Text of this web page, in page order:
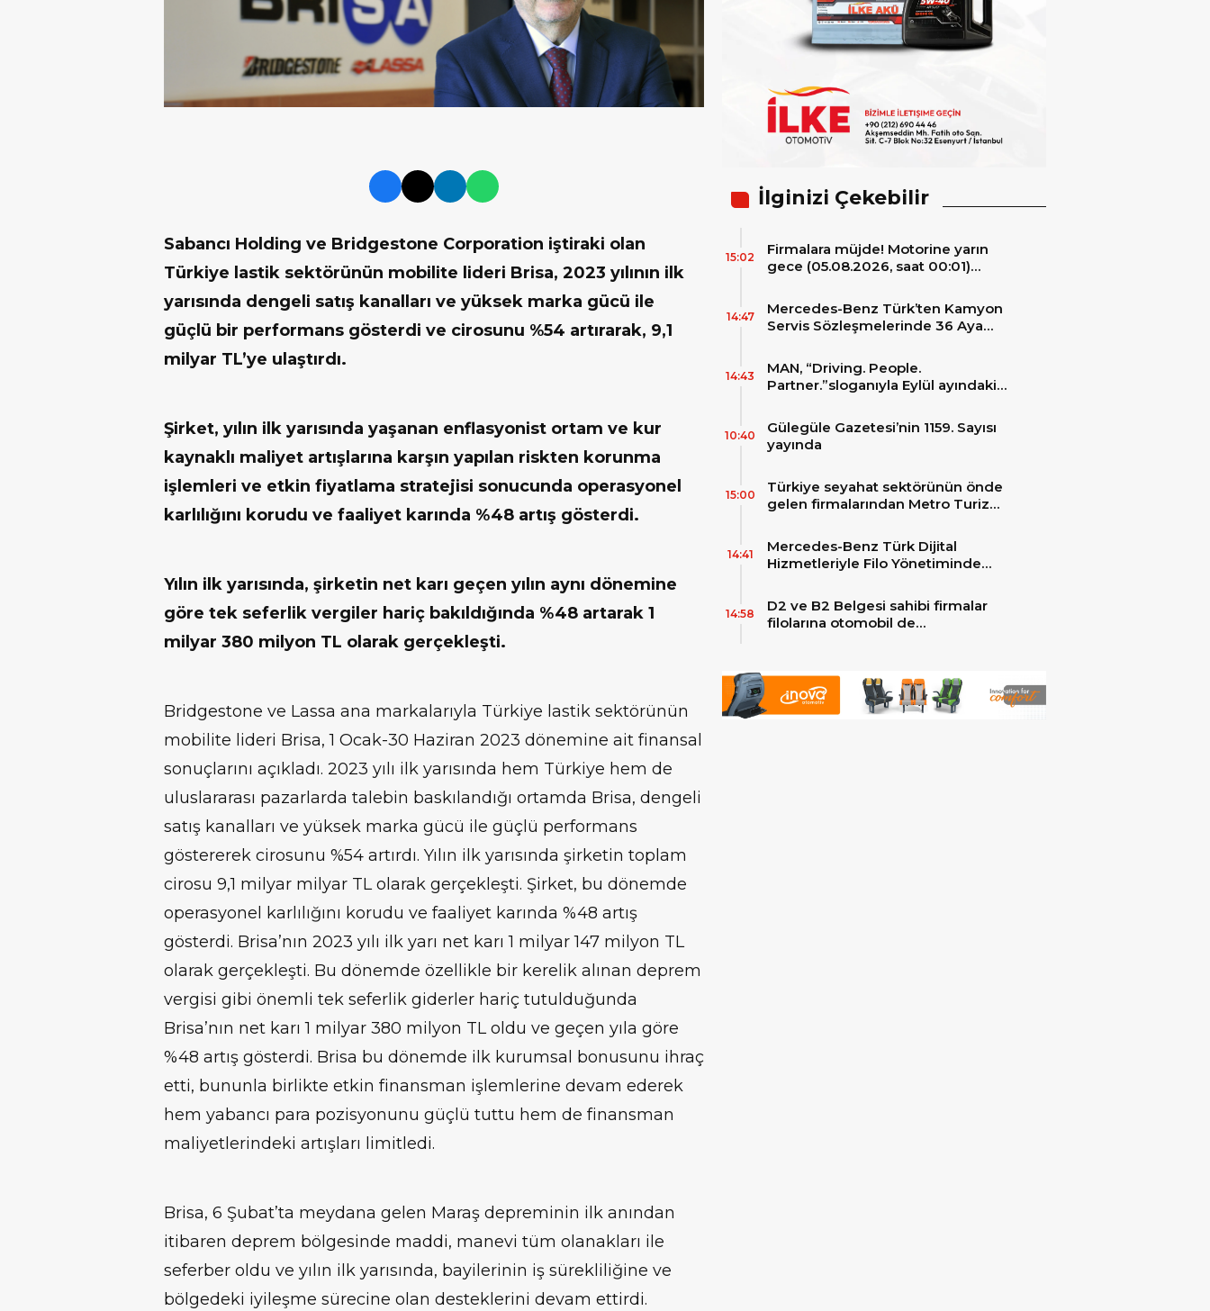
Sabancı Holding ve Bridgestone Corporation iştiraki olan
Türkiye lastik sektörünün mobilite lideri Brisa, 2023 yılının ilk
yarısında dengeli satış kanalları ve yüksek marka gücü ile
güçlü bir performans gösterdi ve cirosunu %54 artırarak, 9,1
milyar TL’ye ulaştırdı.
Şirket, yılın ilk yarısında yaşanan enflasyonist ortam ve kur
kaynaklı maliyet artışlarına karşın yapılan riskten korunma
işlemleri ve etkin fiyatlama stratejisi sonucunda operasyonel
karlılığını korudu ve faaliyet karında %48 artış gösterdi.
Yılın ilk yarısında, şirketin net karı geçen yılın aynı dönemine
göre tek seferlik vergiler hariç bakıldığında %48 artarak 1
milyar 380 milyon TL olarak gerçekleşti.
Bridgestone ve Lassa ana markalarıyla Türkiye lastik sektörünün
mobilite lideri Brisa, 1 Ocak-30 Haziran 2023 dönemine ait finansal
sonuçlarını açıkladı. 2023 yılı ilk yarısında hem Türkiye hem de
uluslararası pazarlarda talebin baskılandığı ortamda Brisa, dengeli
satış kanalları ve yüksek marka gücü ile güçlü performans
göstererek cirosunu %54 artırdı. Yılın ilk yarısında şirketin toplam
cirosu 9,1 milyar milyar TL olarak gerçekleşti. Şirket, bu dönemde
operasyonel karlılığını korudu ve faaliyet karında %48 artış
gösterdi. Brisa’nın 2023 yılı ilk yarı net karı 1 milyar 147 milyon TL
olarak gerçekleşti. Bu dönemde özellikle bir kerelik alınan deprem
vergisi gibi önemli tek seferlik giderler hariç tutulduğunda
Brisa’nın net karı 1 milyar 380 milyon TL oldu ve geçen yıla göre
%48 artış gösterdi. Brisa bu dönemde ilk kurumsal bonusunu ihraç
etti, bununla birlikte etkin finansman işlemlerine devam ederek
hem yabancı para pozisyonunu güçlü tuttu hem de finansman
maliyetlerindeki artışları limitledi.
Brisa, 6 Şubat’ta meydana gelen Maraş depreminin ilk anından
itibaren deprem bölgesinde maddi, manevi tüm olanakları ile
seferber oldu ve yılın ilk yarısında, bayilerinin iş sürekliliğine ve
bölgedeki iyileşme sürecine olan desteklerini devam ettirdi.
İlginizi Çekebilir
Firmalara müjde! Motorine yarın
gece (05.08.2026, saat 00:01)
bekleniyor.
15:02
Mercedes-Benz Türk’ten Kamyon
Servis Sözleşmelerinde 36 Aya
14:47
MAN, “Driving. People.
Partner.”sloganıyla Eylül ayındaki
14:43
Gülegüle Gazetesi’nin 1159. Sayısı
yayında
10:40
Türkiye seyahat sektörünün önde
gelen firmalarından Metro Turizm
zirvesindeki 2 adet yepyeni MAN
Skyliner ile güçlendirdi!
15:00
Mercedes-Benz Türk Dijital
Hizmetleriyle Filo Yönetiminde
14:41
D2 ve B2 Belgesi sahibi firmalar
filolarına otomobil de
14:58